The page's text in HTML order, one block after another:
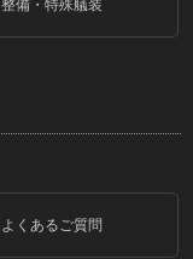
整備・特殊艤装
よくあるご質問